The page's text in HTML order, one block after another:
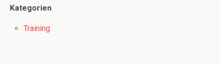
Kategorien
Training